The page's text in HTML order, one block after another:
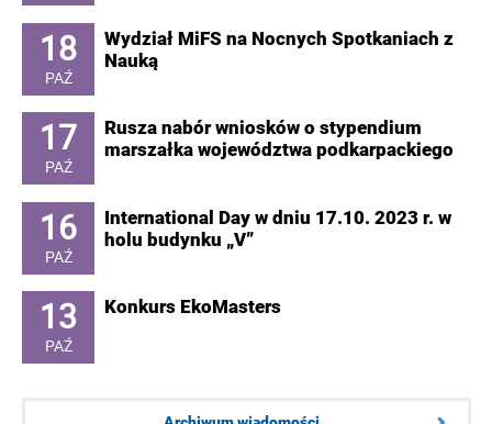
18
PAŹ
Wydział MiFS na Nocnych Spotkaniach z
Nauką
17
PAŹ
Rusza nabór wniosków o stypendium
marszałka województwa podkarpackiego
16
PAŹ
International Day w dniu 17.10. 2023 r. w
holu budynku „V”
13
PAŹ
Konkurs EkoMasters